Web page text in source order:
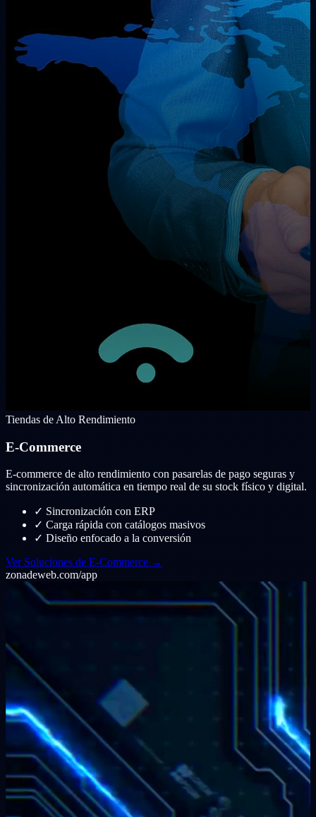
Tiendas de Alto Rendimiento
E-Commerce
E-commerce de alto rendimiento con pasarelas de pago seguras y
sincronización automática en tiempo real de su stock físico y digital.
✓ Sincronización con ERP
✓ Carga rápida con catálogos masivos
✓ Diseño enfocado a la conversión
Ver Soluciones de E-Commerce →
zonadeweb.com/app